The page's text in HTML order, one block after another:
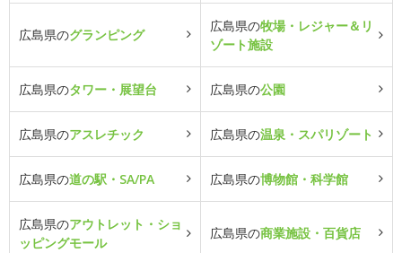
広島県のグランピング
広島県の牧場・レジャー＆リ
ゾート施設
広島県のタワー・展望台 広島県の公園
広島県のアスレチック 広島県の温泉・スパリゾート
広島県の道の駅・SA/PA 広島県の博物館・科学館
広島県のアウトレット・ショ
ッピングモール
広島県の商業施設・百貨店